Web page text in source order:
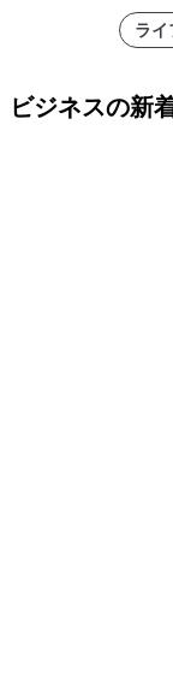
ライ
ビジネスの新